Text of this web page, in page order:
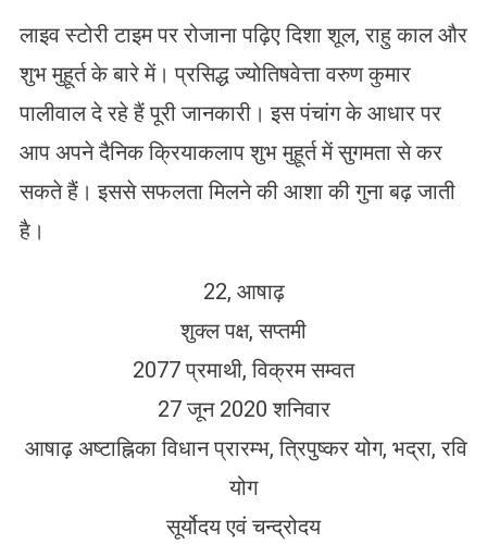
लाइव स्टोरी टाइम पर रोजाना पढ़िए दिशा शूल, राहु काल और
शुभ मुहूर्त के बारे में। प्रसिद्ध ज्योतिषवेत्ता वरुण कुमार
पालीवाल दे रहे हैं पूरी जानकारी। इस पंचांग के आधार पर
आप अपने दैनिक क्रियाकलाप शुभ मुहूर्त में सुगमता से कर
सकते हैं। इससे सफलता मिलने की आशा की गुना बढ़ जाती
है।
22, आषाढ़
शुक्ल पक्ष, सप्तमी
2077 प्रमाथी, विक्रम सम्वत
27 जून 2020 शनिवार
आषाढ़ अष्टाह्निका विधान प्रारम्भ, त्रिपुष्कर योग, भद्रा, रवि
योग
सूर्योदय एवं चन्द्रोदय